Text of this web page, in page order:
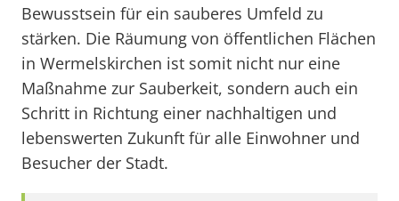
Bewusstsein für ein sauberes Umfeld zu
stärken. Die Räumung von öffentlichen Flächen
in Wermelskirchen ist somit nicht nur eine
Maßnahme zur Sauberkeit, sondern auch ein
Schritt in Richtung einer nachhaltigen und
lebenswerten Zukunft für alle Einwohner und
Besucher der Stadt.